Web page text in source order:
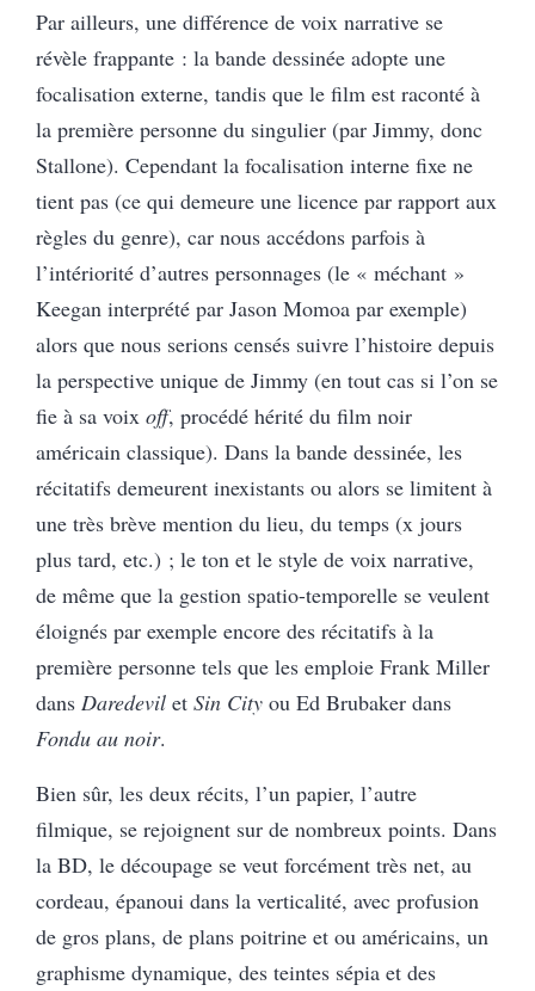
Par ailleurs, une différence de voix narrative se
révèle frappante : la bande dessinée adopte une
focalisation externe, tandis que le film est raconté à
la première personne du singulier (par Jimmy, donc
Stallone). Cependant la focalisation interne fixe ne
tient pas (ce qui demeure une licence par rapport aux
règles du genre), car nous accédons parfois à
l’intériorité d’autres personnages (le « méchant »
Keegan interprété par Jason Momoa par exemple)
alors que nous serions censés suivre l’histoire depuis
la perspective unique de Jimmy (en tout cas si l’on se
fie à sa voix off, procédé hérité du film noir
américain classique). Dans la bande dessinée, les
récitatifs demeurent inexistants ou alors se limitent à
une très brève mention du lieu, du temps (x jours
plus tard, etc.) ; le ton et le style de voix narrative,
de même que la gestion spatio-temporelle se veulent
éloignés par exemple encore des récitatifs à la
première personne tels que les emploie Frank Miller
dans Daredevil et Sin City ou Ed Brubaker dans
Fondu au noir.
Bien sûr, les deux récits, l’un papier, l’autre
filmique, se rejoignent sur de nombreux points. Dans
la BD, le découpage se veut forcément très net, au
cordeau, épanoui dans la verticalité, avec profusion
de gros plans, de plans poitrine et ou américains, un
graphisme dynamique, des teintes sépia et des